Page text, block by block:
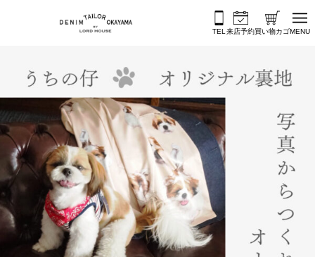
TEL 来店予約買い物カゴMENU